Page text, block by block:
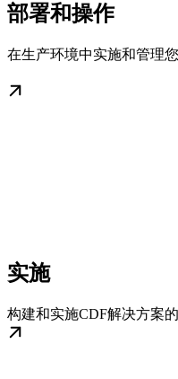
部署和操作
在生产环境中实施和管理
实施
构建和实施CDF解决方案的